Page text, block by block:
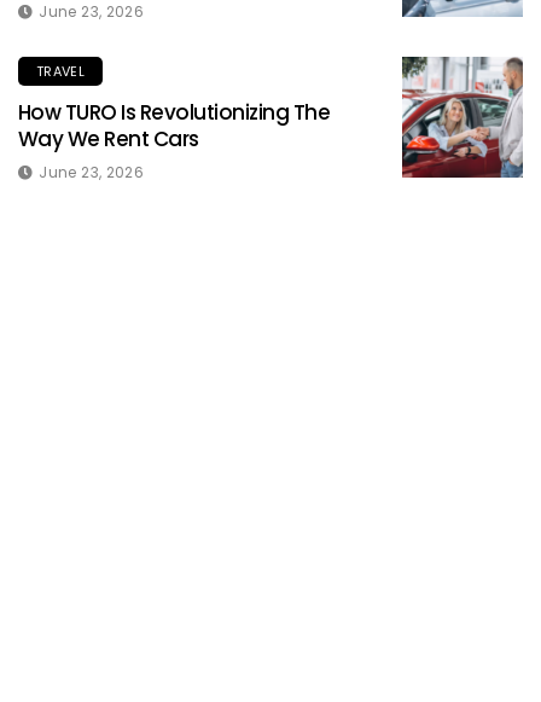
June 23, 2026
TRAVEL
How TURO Is Revolutionizing The
Way We Rent Cars
June 23, 2026